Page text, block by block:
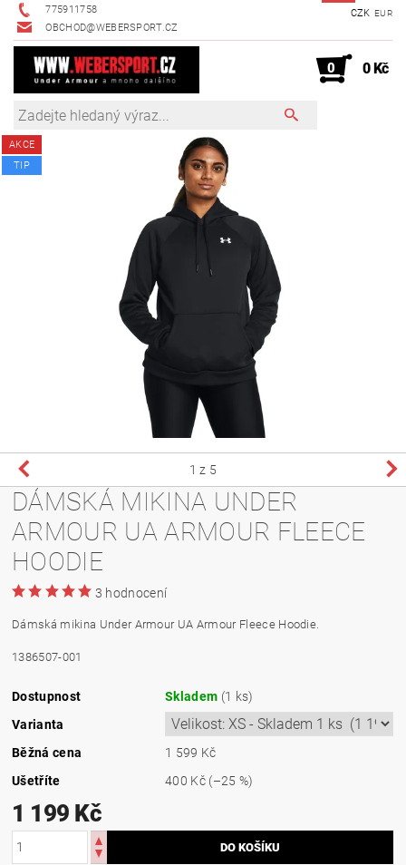
775911758
OBCHOD@WEBERSPORT.CZ
CZK EUR
0 0 Kč
AKCE
TIP
1 z 5
DÁMSKÁ MIKINA UNDER
ARMOUR UA ARMOUR FLEECE
HOODIE
3 hodnocení
Dámská mikina Under Armour UA Armour Fleece Hoodie.
1386507-001
Dostupnost Skladem (1 ks)
Varianta
Běžná cena
1 599 Kč
Ušetříte
400 Kč (–25 %)
1 199 Kč